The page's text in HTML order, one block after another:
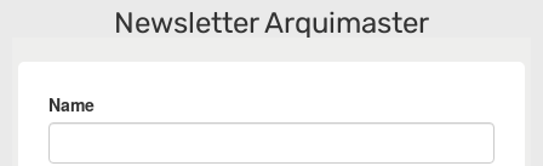
Newsletter Arquimaster